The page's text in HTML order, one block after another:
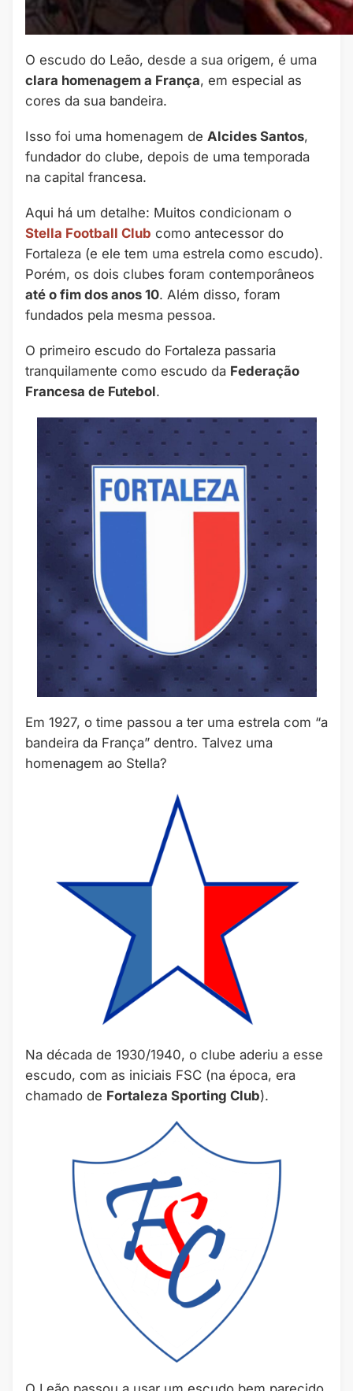
O escudo do Leão, desde a sua origem, é uma
clara homenagem a França, em especial as
cores da sua bandeira.
Isso foi uma homenagem de Alcides Santos,
fundador do clube, depois de uma temporada
na capital francesa.
Aqui há um detalhe: Muitos condicionam o
Stella Football Club como antecessor do
Fortaleza (e ele tem uma estrela como escudo).
Porém, os dois clubes foram contemporâneos
até o fim dos anos 10. Além disso, foram
fundados pela mesma pessoa.
O primeiro escudo do Fortaleza passaria
tranquilamente como escudo da Federação
Francesa de Futebol.
Em 1927, o time passou a ter uma estrela com “a
bandeira da França” dentro. Talvez uma
homenagem ao Stella?
Na década de 1930/1940, o clube aderiu a esse
escudo, com as iniciais FSC (na época, era
chamado de Fortaleza Sporting Club).